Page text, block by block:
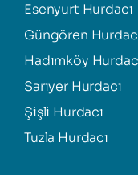
Esenyurt Hurdacı
Güngören
Hadımköy
Sarıyer Hurdacı
Şişli Hurdacı
Tuzla Hurdacı